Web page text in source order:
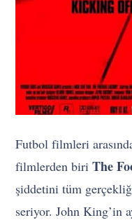
Futbol filmleri
filmlerden biriThe
şiddetini tüm
seriyor. John King’in